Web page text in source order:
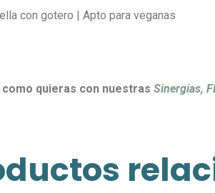
con gotero | Apto para veganas
como quieras con nuestras Sinergias,